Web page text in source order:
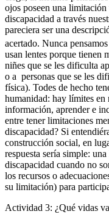
ojos poseen una
discapacidad a través
pareciera ser una
acertado. Nunca
usan lentes porque tienen
niñes que se les dificulta
o a personas que se les
física). Todes de hecho
humanidad: hay límites en
información, aprender e
entre tener limitaciones
discapacidad? Si
construcción social, en
respuesta sería simple: una
discapacidad cuando no
los recursos o
su limitación) para
Actividad 3: ¿Qué vidas